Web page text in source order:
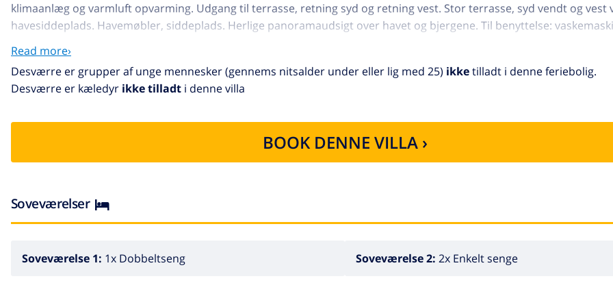
klimaanlæg og varmluft opvarming. Udgang til terrasse, retning syd og retning vest. Stor terrasse, syd vendt og vest
havesiddeplads. Havemøbler, siddeplads. Herlige panoramaudsigt over havet og bjergene. Til benyttelse:
strygejern hårtørrer. Internet (trådløs LAN [WLAN], gratis). Parkeringsplads (indhegnet). Bemærk venligst: ikke-ryger
FR, ES. HUTG021629
Canyelles Petites 2 km fra Roses: Moderne, hyggeligt, komfortabelt 2-familiehus "Sol d'Hivern", på 2 etager, renoveret.
bestående af hovedhus og udhus, 2 km fra bymidten af Canyelles, 2 km fra centrum af Roses, rolig, solrige
Terrasse, havemøbler, grill. I huset: trådløs LAN [WLAN], vaskemaskine. Parkeringsplads på grunden. Supermarked 1
restaurant 1.2 km, bar 1.2 km, bageri 1.2 km, sandstrand "Cala de Canyelles Petites" 2.5 km, stenstrand "Cala Montjoi"
klippestrand "Cap de Creus" 10 km, dykkercenter 1.2 km. Lystbådhavn 1 km, golfbane (15 hul) 14 km, surfskole 1 km,
Casino y Festival de Perelada 15 km, Campo de Golf Perelada 15 km, Ruinas de Empuries 25 km, Museo Dali Figueres
Cadaqués 25 km. Bemærk venligst: bil anbefales. Ejeren accepterer ingen grupper. Ejeren accepterer ikke nogen
Read more›
Desværre er grupper af unge mennesker (gennems nitsalder under eller lig med 25) ikketilladt i denne feriebolig.
Desværre er kæledyr ikke tilladt i denne villa
BOOK DENNE VILLA ›
Soveværelser
Soveværelse 1: 1x Dobbeltseng Soveværelse 2: 2x Enkelt senge